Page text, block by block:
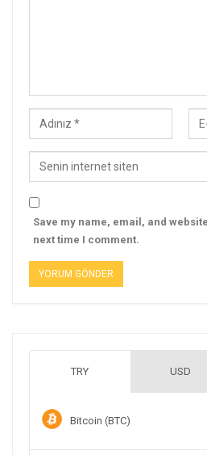
Save my name, email, and
next time I comment.
TRY USD
Bitcoin (BTC)